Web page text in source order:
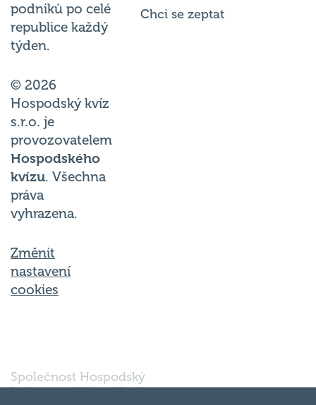
podniků po celé
republice každý
týden.
© 2026
Hospodský kvíz
s.r.o. je
provozovatelem
Hospodského
kvízu. Všechna
práva
vyhrazena.
Změnit
nastavení
cookies
Chci se zeptat
Společnost Hospodský
kvíz s.r.o., sídlem Nové